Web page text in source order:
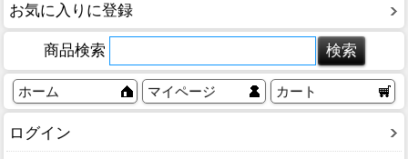
お気に入りに登録
商品検索
ホーム マイページ カート
ログイン